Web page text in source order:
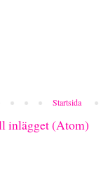
Startsida
inlägget (Atom)